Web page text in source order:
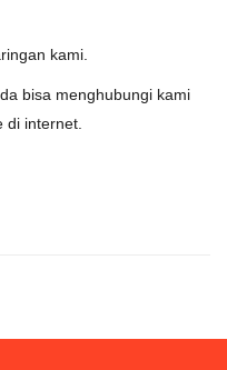
kami.
bisa menghubungi kami
di internet.